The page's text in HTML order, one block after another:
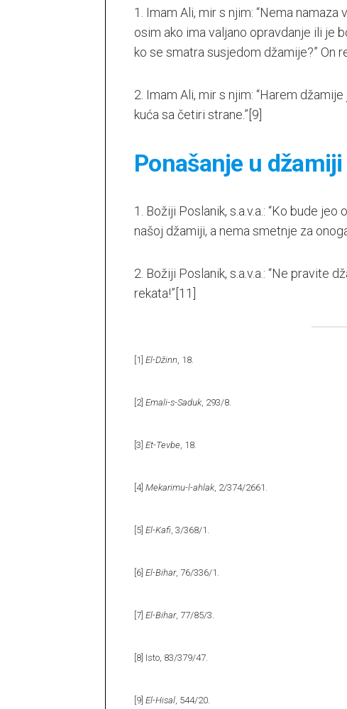
1. Imam Ali, mir s njim: “Nema
osim ako ima valjano opravdanje ili je
ko se smatra susjedom džamije?” On
2. Imam Ali, mir s njim: “Harem
kuća sa četiri strane.” [9]
Ponašanje u džamiji
1. Božiji Poslanik, s.a.v.a.: “Ko bude
našoj džamiji, a nema smetnje za
2. Božiji Poslanik, s.a.v.a.: “Ne pravite
rekata!” [11]
[1] El-Džinn , 18.
[2] Emali-s-Saduk , 293/8.
[3] Et-Tevbe , 18.
[4] Mekarimu-l-ahlak , 2/374/2661.
[5] El-Kafi , 3/368/1.
[6] El-Bihar, 76/336/1.
[7] El-Bihar, 77/85/3.
[8] Isto, 83/379/47.
[9] El-Hisal , 544/20.